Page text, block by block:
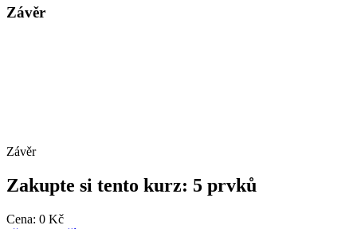
Závěr
Závěr
Zakupte si tento kurz: 5 prvků
Cena: 0 Kč